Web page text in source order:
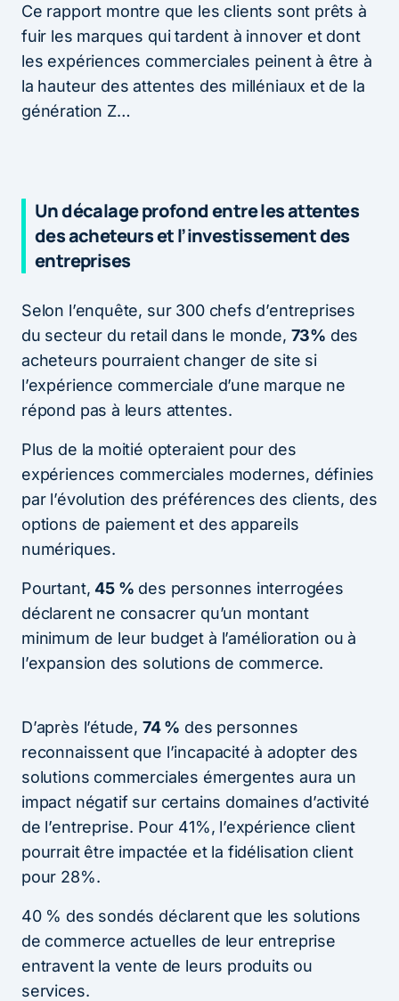
Ce rapport montre que les clients sont prêts à
fuir les marques qui tardent à innover et dont
les expériences commerciales peinent à être à
la hauteur des attentes des milléniaux et de la
génération Z…
Un décalage profond entre les attentes
des acheteurs et l’investissement des
entreprises
Selon l’enquête, sur 300 chefs d’entreprises
du secteur du retail dans le monde, 73% des
acheteurs pourraient changer de site si
l’expérience commerciale d’une marque ne
répond pas à leurs attentes.
Plus de la moitié opteraient pour des
expériences commerciales modernes, définies
par l’évolution des préférences des clients, des
options de paiement et des appareils
numériques.
Pourtant,45 % des personnes interrogées
déclarent ne consacrer qu’un montant
minimum de leur budget à l’amélioration ou à
l’expansion des solutions de commerce.
D’après l’étude, 74 % des personnes
reconnaissent que l’incapacité à adopter des
solutions commerciales émergentes aura un
impact négatif sur certains domaines d’activité
de l’entreprise. Pour 41%, l’expérience client
pourrait être impactée et la fidélisation client
pour 28%.
40 % des sondés déclarent que les solutions
de commerce actuelles de leur entreprise
entravent la vente de leurs produits ou
services.